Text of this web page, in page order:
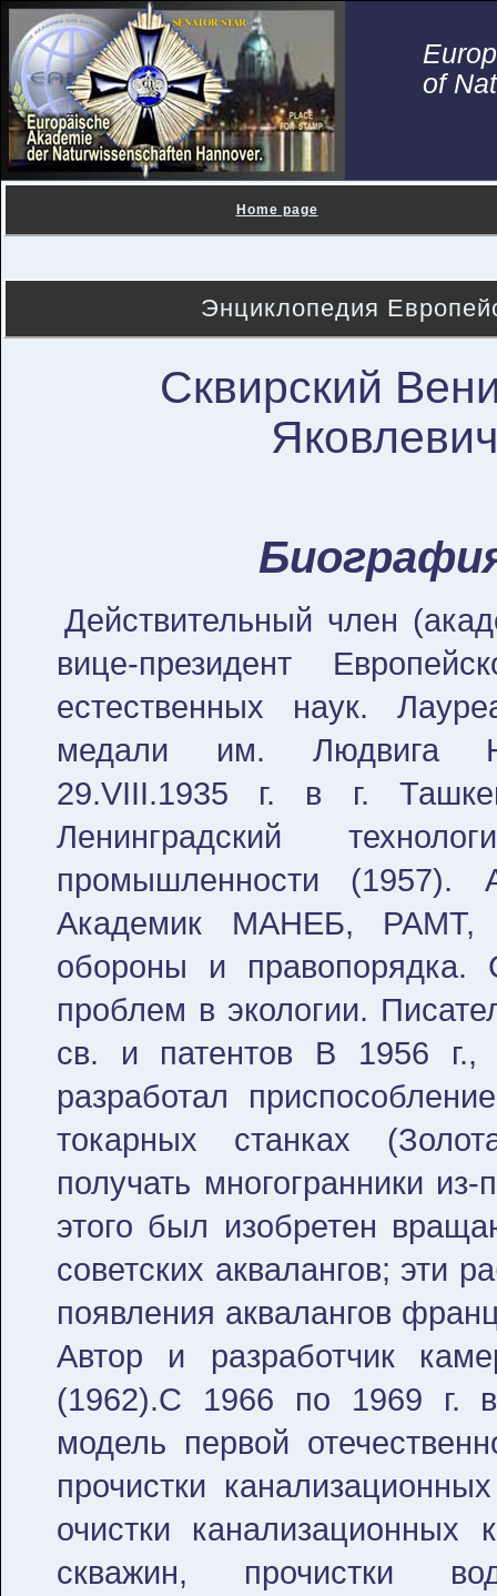
of
Home page
Энциклопедия
Сквирский
Яковлевич
Действительный член
вице-президент
естественных наук.
медали им. Людвига
29.VIII.1935 г. в г.
Ленинградский
промышленности (1957).
Академик МАНЕБ, РАМТ,
обороны и правопорядка.
проблем в экологии.
св. и патентов В 1956 г.,
разработал
токарных станках
получать многогранники
этого был изобретен
советских аквалангов; эти
появления аквалангов
Автор и разработчик
(1962).С 1966 по 1969 г.
модель первой
прочистки
очистки канализационных
скважин, прочистки